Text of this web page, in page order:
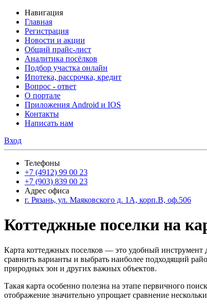
Навигация
Главная
Регистрация
Новости и акции
Общий прайс-лист
Аналитика посёлков
Подбор участка онлайн
Ипотека, рассрочка, кредит
Вопрос - ответ
О портале
Приложения Android и IOS
Контакты
Написать нам
Вход
Телефоны
+7 (4912) 99 00 23
+7 (903) 839 00 23
Адрес офиса
г. Рязань, ул. Маяковского д. 1А, корп.В, оф.506
Коттеджные поселки на
Карта коттеджных поселков — это удобный инструмент
сравнить варианты и выбрать наиболее подходящий
природных зон и других важных объектов.
Такая карта особенно полезна на этапе первичного
отображение значительно упрощает сравнение